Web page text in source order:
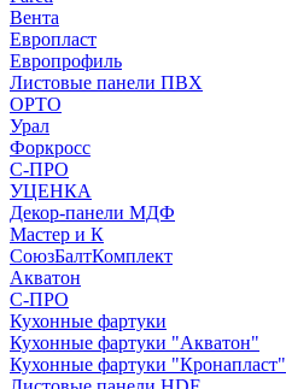
Вента
Европласт
Европрофиль
Листовые панели ПВХ
ОРТО
Урал
Форкросс
С-ПРО
УЦЕНКА
Декор-панели МДФ
Мастер и К
СоюзБалтКомплект
Акватон
С-ПРО
Кухонные фартуки
Кухонные фартуки "Акватон"
Кухонные фартуки "Кронапласт"